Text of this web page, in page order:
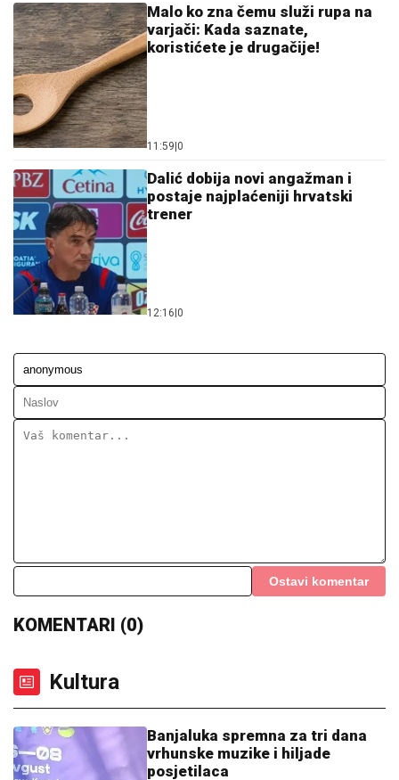
Malo ko zna čemu služi rupa na
varjači: Kada saznate,
koristićete je drugačije!
11:59 0
Dalić dobija novi angažman i
postaje najplaćeniji hrvatski
trener
12:16 0
Ostavi komentar
KOMENTARI (0)
Kultura
Banjaluka spremna za tri dana
vrhunske muzike i hiljade
posjetilaca